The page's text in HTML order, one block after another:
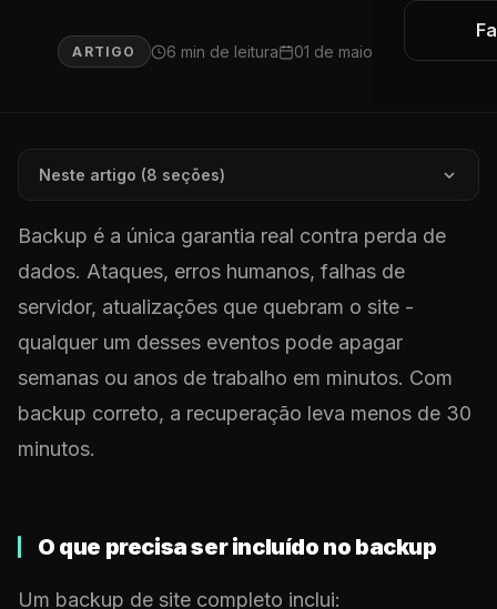
ARTIGO 6 min de leitura 01 de maio de 2026
Neste artigo (8 seções)
Backup é a única garantia real contra perda de
dados. Ataques, erros humanos, falhas de
servidor, atualizações que quebram o site -
qualquer um desses eventos pode apagar
semanas ou anos de trabalho em minutos. Com
backup correto, a recuperação leva menos de 30
minutos.
O que precisa ser incluído no backup
Um backup de site completo inclui: